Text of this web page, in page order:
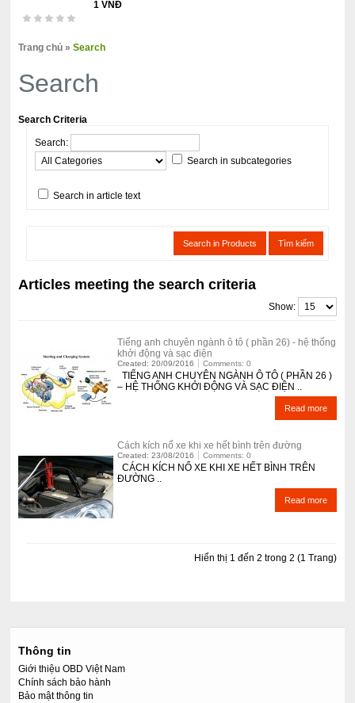
1 VNĐ
Trang chủ »Search
Search
Search Criteria
Search:
Search in subcategories
Search in article text
Tìm kiếm
Search in Products
Articles meeting the search criteria
Show:
Tiếng anh chuyên ngành ô tô ( phần 26) - hệ thống
khởi động và sạc điện
Created: 20/09/2016 Comments: 0
TIẾNG ANH CHUYÊN NGÀNH Ô TÔ ( PHẦN 26 )
– HỆ THỐNG KHỞI ĐỘNG VÀ SẠC ĐIỆN ..
Read more
Cách kích nổ xe khi xe hết bình trên đường
Created: 23/08/2016 Comments: 0
CÁCH KÍCH NỔ XE KHI XE HẾT BÌNH TRÊN
ĐƯỜNG ..
Read more
Hiển thị 1 đến 2 trong 2 (1 Trang)
Thông tin
Giới thiệu OBD Việt Nam
Chính sách bảo hành
Bảo mật thông tin